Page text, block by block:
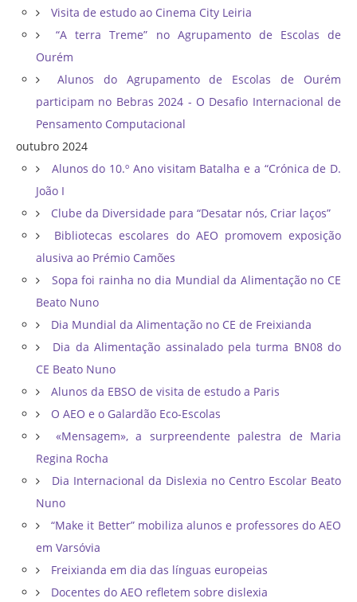
Visita de estudo ao Cinema City Leiria
“A terra Treme” no Agrupamento de Escolas de
Ourém
Alunos do Agrupamento de Escolas de Ourém
participam no Bebras 2024 - O Desafio Internacional de
Pensamento Computacional
outubro 2024
Alunos do 10.º Ano visitam Batalha e a “Crónica de D.
João I
Clube da Diversidade para “Desatar nós, Criar laços”
Bibliotecas escolares do AEO promovem exposição
alusiva ao Prémio Camões
Sopa foi rainha no dia Mundial da Alimentação no CE
Beato Nuno
Dia Mundial da Alimentação no CE de Freixianda
Dia da Alimentação assinalado pela turma BN08 do
CE Beato Nuno
Alunos da EBSO de visita de estudo a Paris
O AEO e o Galardão Eco-Escolas
«Mensagem», a surpreendente palestra de Maria
Regina Rocha
Dia Internacional da Dislexia no Centro Escolar Beato
Nuno
“Make it Better” mobiliza alunos e professores do AEO
em Varsóvia
Freixianda em dia das línguas europeias
Docentes do AEO refletem sobre dislexia